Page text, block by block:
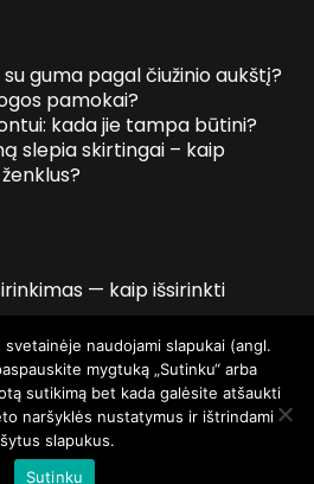
guma pagal čiužinio aukštį?
pamokai?
kada jie tampa būtini?
slepia skirtingai – kaip
— kaip išsirinkti
paslaugos
slepia skirtingai – kaip
teisės saugomos
naudojami slapukai (angl.
mygtuką „Sutinku“ arba
sutikimą bet kada galėsite atšaukti
naršyklės nustatymus ir ištrindami
slapukus.
Sutinku